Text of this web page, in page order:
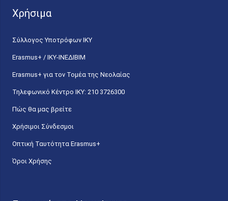
Χρήσιμα
Σύλλογος Υποτρόφων ΙΚΥ
Erasmus+ / ΙΚΥ-ΙΝΕΔΙΒΙΜ
Erasmus+ για τον Τομέα της Νεολαίας
Τηλεφωνικό Κέντρο IKY: 210 3726300
Πώς θα μας βρείτε
Χρήσιμοι Σύνδεσμοι
Οπτική Ταυτότητα Erasmus+
Όροι Χρήσης